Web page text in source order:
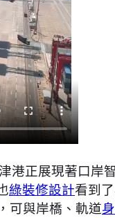
港正展現著口岸
綠裝修設計看到
可與岸橋、軌道